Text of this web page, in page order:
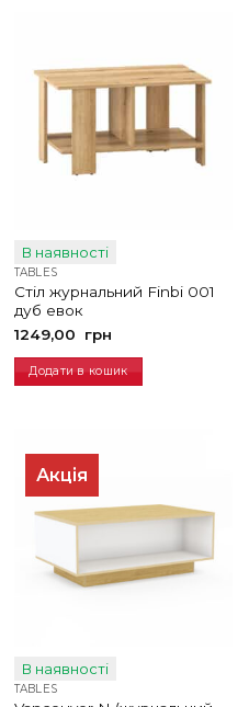
В наявності
TABLES
Стіл журнальний Finbi 001
дуб евок
1249,00
грн
Додати в кошик
Акція
В наявності
TABLES